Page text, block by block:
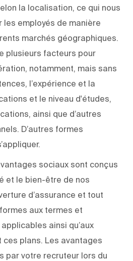
la localisation, ce qui nous
les employés de manière
marchés géographiques.
plusieurs facteurs pour
notamment, mais sans
l’expérience et la
et le niveau d'études,
ainsi que d’autres
D’autres formes
sociaux sont conçus
et le bien-être de nos
d’assurance et tout
aux termes et
ainsi qu’aux
plans. Les avantages
par votre recruteur lors du